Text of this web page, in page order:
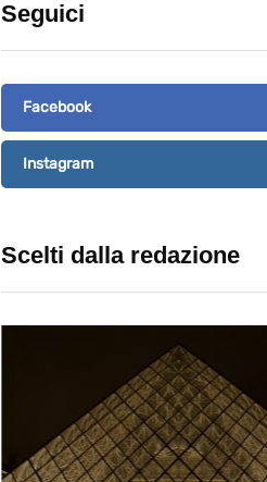
Seguici
Facebook
Instagram
Scelti dalla redazione